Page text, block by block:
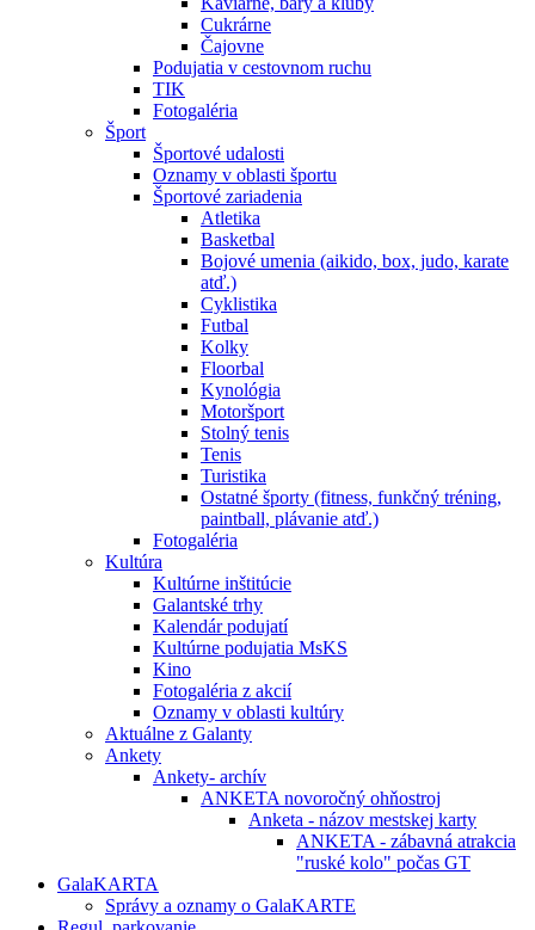
Cukrárne
Čajovne
Podujatia v cestovnom ruchu
TIK
Fotogaléria
Šport
Športové udalosti
Oznamy v oblasti športu
Športové zariadenia
Atletika
Basketbal
Bojové umenia (aikido, box, judo, karate
atď.)
Cyklistika
Futbal
Kolky
Floorbal
Kynológia
Motoršport
Stolný tenis
Tenis
Turistika
Ostatné športy (fitness, funkčný tréning,
paintball, plávanie atď.)
Fotogaléria
Kultúra
Kultúrne inštitúcie
Galantské trhy
Kalendár podujatí
Kultúrne podujatia MsKS
Kino
Fotogaléria z akcií
Oznamy v oblasti kultúry
Aktuálne z Galanty
Ankety
Ankety- archív
ANKETA novoročný ohňostroj
Anketa - názov mestskej karty
ANKETA - zábavná atrakcia
"ruské kolo" počas GT
GalaKARTA
Správy a oznamy o GalaKARTE